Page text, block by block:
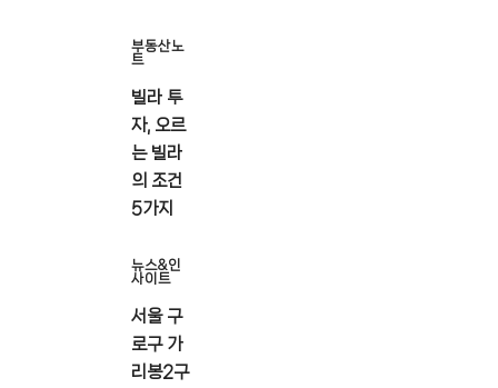
부동산노
트
빌라 투
자, 오르
는 빌라
의 조건
5가지
뉴스&인
사이트
서울 구
로구 가
리봉2구